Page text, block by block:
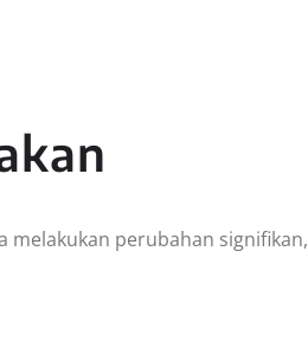
melakukan perubahan signifikan,